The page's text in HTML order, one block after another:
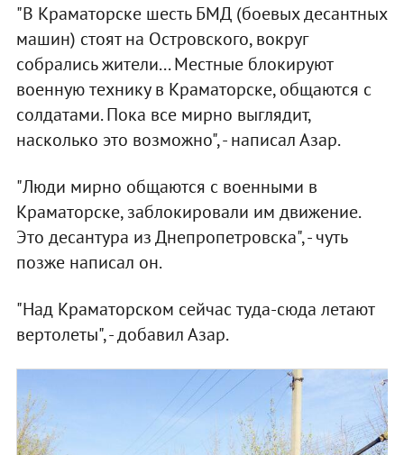
"В Краматорске шесть БМД (боевых десантных
машин) стоят на Островского, вокруг
собрались жители... Местные блокируют
военную технику в Краматорске, общаются с
солдатами. Пока все мирно выглядит,
насколько это возможно", - написал Азар.
"Люди мирно общаются с военными в
Краматорске, заблокировали им движение.
Это десантура из Днепропетровска", - чуть
позже написал он.
"Над Краматорском сейчас туда-сюда летают
вертолеты", - добавил Азар.